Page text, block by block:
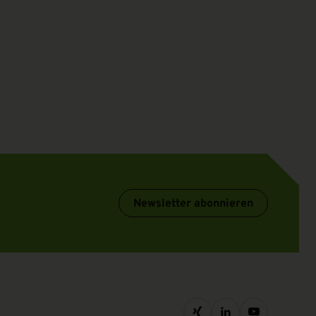
Newsletter abonnieren